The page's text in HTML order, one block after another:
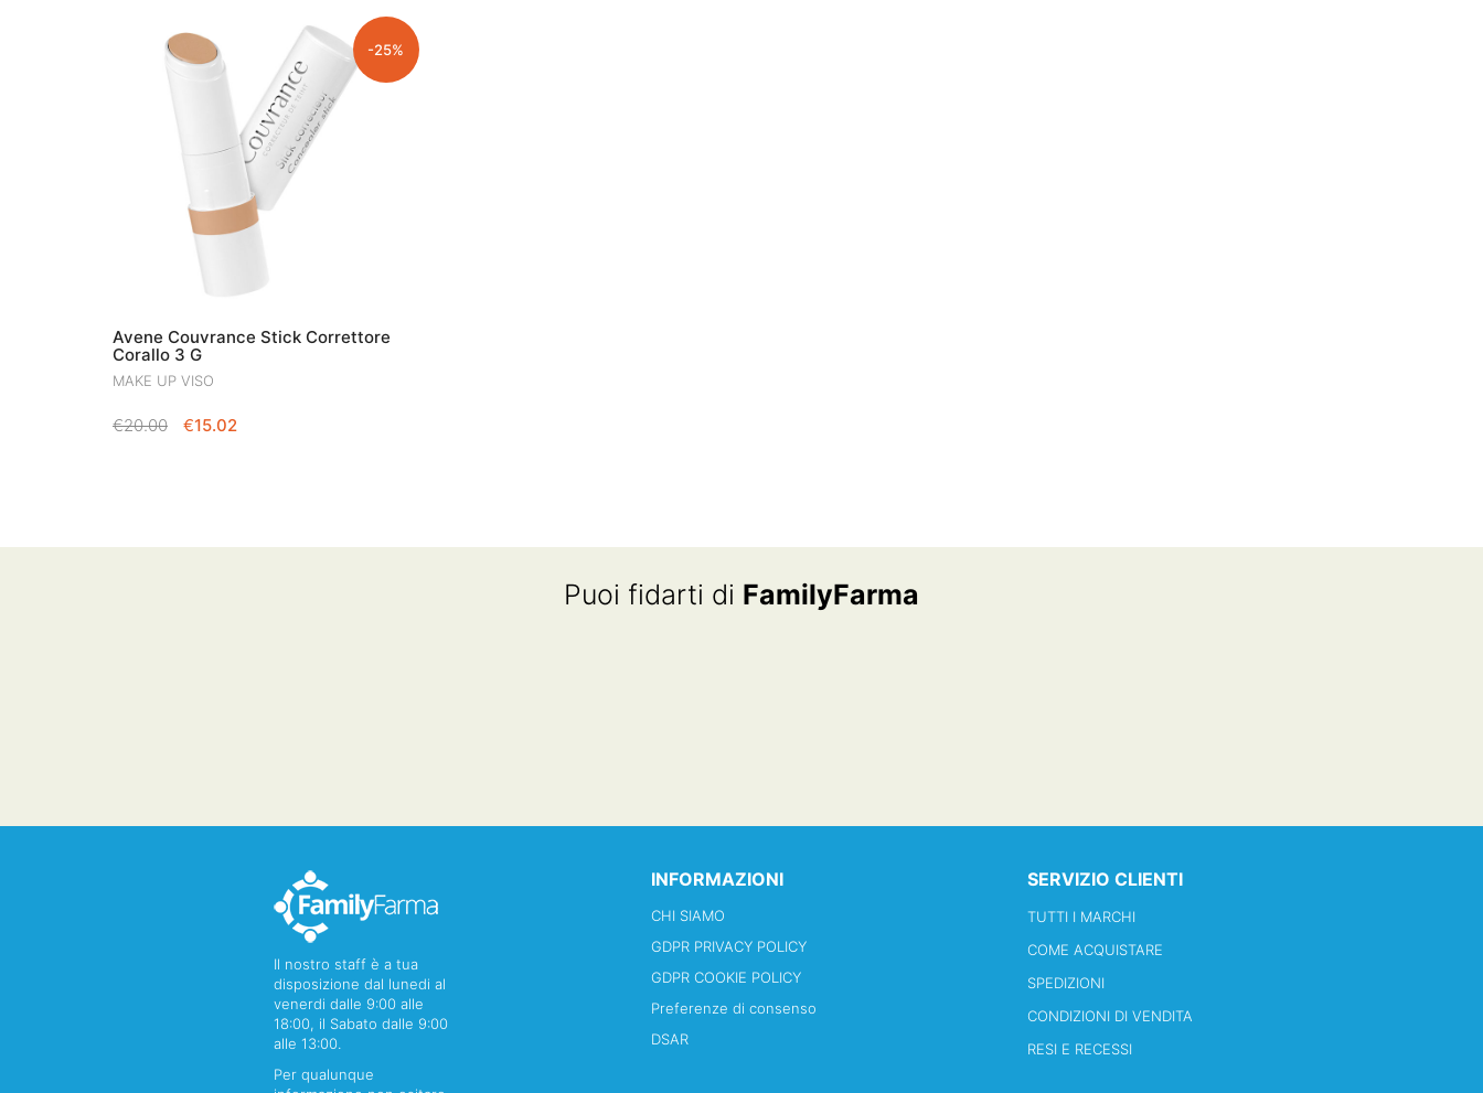
-25%
Avene Couvrance Stick Correttore
Corallo 3 G
MAKE UP VISO
€20.00
IL
€15.02
Puoi fidarti di FamilyFarma
Il nostro staff è a tua
disposizione dal lunedi al
venerdi dalle 9:00 alle
18:00, il Sabato dalle 9:00
alle 13:00.
Per qualunque
INFORMAZIONI
CHI SIAMO
GDPR PRIVACY POLICY
GDPR COOKIE POLICY
Preferenze di consenso
DSAR
SERVIZIO CLIENTI
TUTTI I MARCHI
COME ACQUISTARE
SPEDIZIONI
CONDIZIONI DI VENDITA
RESI E RECESSI